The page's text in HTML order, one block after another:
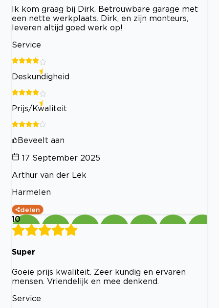
Ik kom graag bij Dirk. Betrouwbare garage met
een nette werkplaats. Dirk, en zijn monteurs,
leveren altijd goed werk op!
Service
Deskundigheid
Prijs/Kwaliteit
Beveelt aan
17 September 2025
Arthur van der Lek
Harmelen
delen
10
Super
Goeie prijs kwaliteit. Zeer kundig en ervaren
mensen. Vriendelijk en mee denkend.
Service